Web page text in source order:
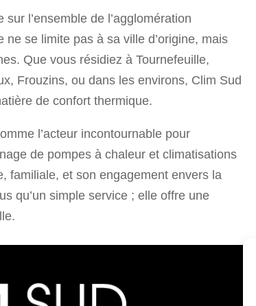
l’ensemble de l’agglomération
ne se limite pas à sa ville d’origine, mais
Que vous résidiez à Tournefeuille,
Frouzins, ou dans les environs, Clim Sud
de confort thermique.
l’acteur incontournable pour
de pompes à chaleur et climatisations
familiale, et son engagement envers la
qu’un simple service ; elle offre une